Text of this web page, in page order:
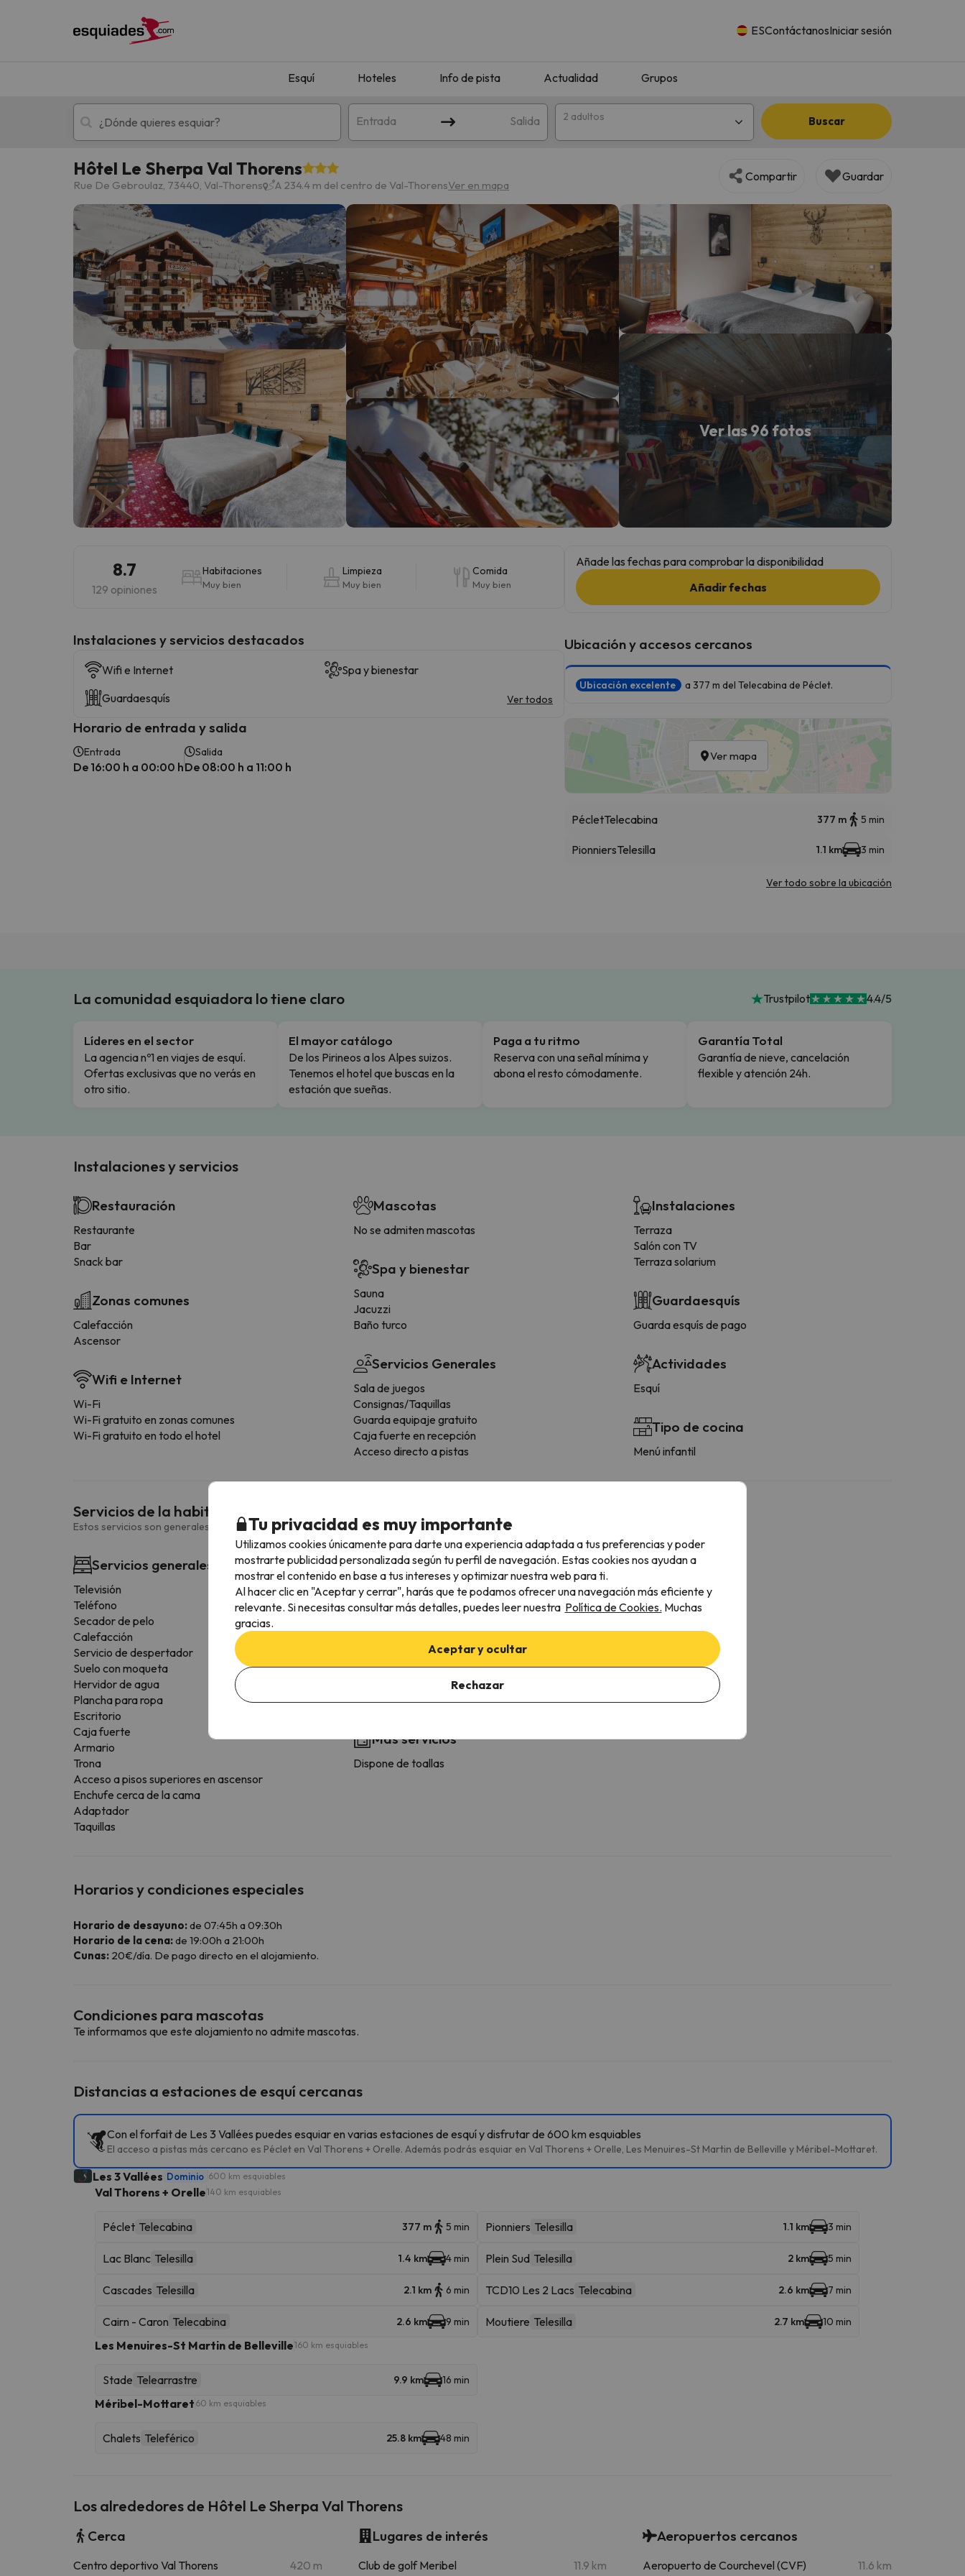
ESContáctanosIniciar sesión
Esquí Hoteles Info de pista Actualidad Grupos
Entrada Salida 2 adultos Buscar
Esquí Escapadas
¡Vaya! No hemos encontrado ningún resultado que coincida con tu búsqueda. Prueba a modificar el destino.
¡Vaya! Parece que nuestro buscador ha perdido el norte. En cuanto encuentre su brújula vuelve.
Hôtel Le Sherpa Val Thorens
Rue De Gebroulaz, 73440, Val-Thorens A 234.4 m del centro de Val-ThorensVer en mapa
Compartir Guardar
Ver las 96 fotos
8.7
129 opiniones
Habitaciones
Muy bien
Limpieza
Muy bien
Comida
Muy bien
Instalaciones y servicios destacados
Wifi e Internet
Spa y bienestar
Guardaesquís
Ver todos
Horario de entrada y salida
Entrada
De 16:00 h a 00:00 h
Salida
De 08:00 h a 11:00 h
Añade las fechas para comprobar la disponibilidad
Añadir fechas
Ubicación y accesos cercanos
Ubicación excelente a 377 m del Telecabina de Péclet.
Ver mapa
PécletTelecabina 377 m 5 min
PionniersTelesilla 1.1 km 3 min
Ver todo sobre la ubicación
La comunidad esquiadora lo tiene claro Trustpilot 4.4/5
Líderes en el sector
La agencia nº1 en viajes de esquí.
Ofertas exclusivas que no verás en
otro sitio.
El mayor catálogo
De los Pirineos a los Alpes suizos.
Tenemos el hotel que buscas en la
estación que sueñas.
Paga a tu ritmo
Reserva con una señal mínima y
abona el resto cómodamente.
Garantía Total
Garantía de nieve, cancelación
flexible y atención 24h.
Instalaciones y servicios
Restauración
Restaurante
Bar
Snack bar
Zonas comunes
Calefacción
Ascensor
Wifi e Internet
Wi-Fi
Wi-Fi gratuito en zonas comunes
Wi-Fi gratuito en todo el hotel
Mascotas
No se admiten mascotas
Spa y bienestar
Sauna
Jacuzzi
Baño turco
Servicios Generales
Sala de juegos
Consignas/Taquillas
Guarda equipaje gratuito
Caja fuerte en recepción
Acceso directo a pistas
Instalaciones
Terraza
Salón con TV
Terraza solarium
Guardaesquís
Guarda esquís de pago
Actividades
Esquí
Tipo de cocina
Menú infantil
Servicios de la habitación
Estos servicios son generales y pueden variar según la tipología de habitación.
Servicios generales habitación
Televisión
Teléfono
Secador de pelo
Calefacción
Servicio de despertador
Suelo con moqueta
Hervidor de agua
Plancha para ropa
Escritorio
Caja fuerte
Armario
Trona
Acceso a pisos superiores en ascensor
Enchufe cerca de la cama
Adaptador
Taquillas
Baño
Bañera
WC
Papel higiénico
Gel de ducha
Más servicios
Dispone de toallas
Horarios y condiciones especiales
Horario de desayuno:de 07:45h a 09:30h
Horario de la cena:de 19:00h a 21:00h
Cunas: 20€/día. De pago directo en el alojamiento.
Condiciones para mascotas
Te informamos que este alojamiento no admite mascotas.
Distancias a estaciones de esquí cercanas
Con el forfait de Les 3 Vallées puedes esquiar en varias estaciones de esquí y disfrutar de 600 km esquiables
El acceso a pistas más cercano es Péclet en Val Thorens + Orelle. Además podrás esquiar en Val Thorens + Orelle, Les Menuires-St Martin de Belleville y Méribel-Mottaret.
Les 3 Vallées Dominio 600 km esquiables
Val Thorens + Orelle140 km esquiables
Péclet Telecabina 377 m 5 min Pionniers Telesilla 1.1 km 3 min
Lac Blanc Telesilla 1.4 km 4 min Plein Sud Telesilla 2 km 5 min
Cascades Telesilla 2.1 km 6 min TCD10 Les 2 Lacs Telecabina 2.6 km 7 min
Cairn - Caron Telecabina 2.6 km 9 min Moutiere Telesilla 2.7 km 10 min
Les Menuires-St Martin de Belleville160 km esquiables
Stade Telearrastre 9.9 km 16 min
Méribel-Mottaret 60 km esquiables
Chalets Teleférico 25.8 km 48 min
Los alrededores de Hôtel Le Sherpa Val Thorens
Cerca
Centro deportivo Val Thorens 420 m
Lugares de interés
Club de golf Meribel 11.9 km
Aeropuertos cercanos
Aeropuerto de Courchevel (CVF) 11.6 km
Tu privacidad es muy importante
Utilizamos cookies únicamente para darte una experiencia adaptada a tus preferencias y poder
mostrarte publicidad personalizada según tu perfil de navegación. Estas cookies nos ayudan a
mostrar el contenido en base a tus intereses y optimizar nuestra web para ti.
Al hacer clic en "Aceptar y cerrar", harás que te podamos ofrecer una navegación más eficiente y
relevante. Si necesitas consultar más detalles, puedes leer nuestra Política de Cookies. Muchas
gracias.
Aceptar y ocultar
Rechazar